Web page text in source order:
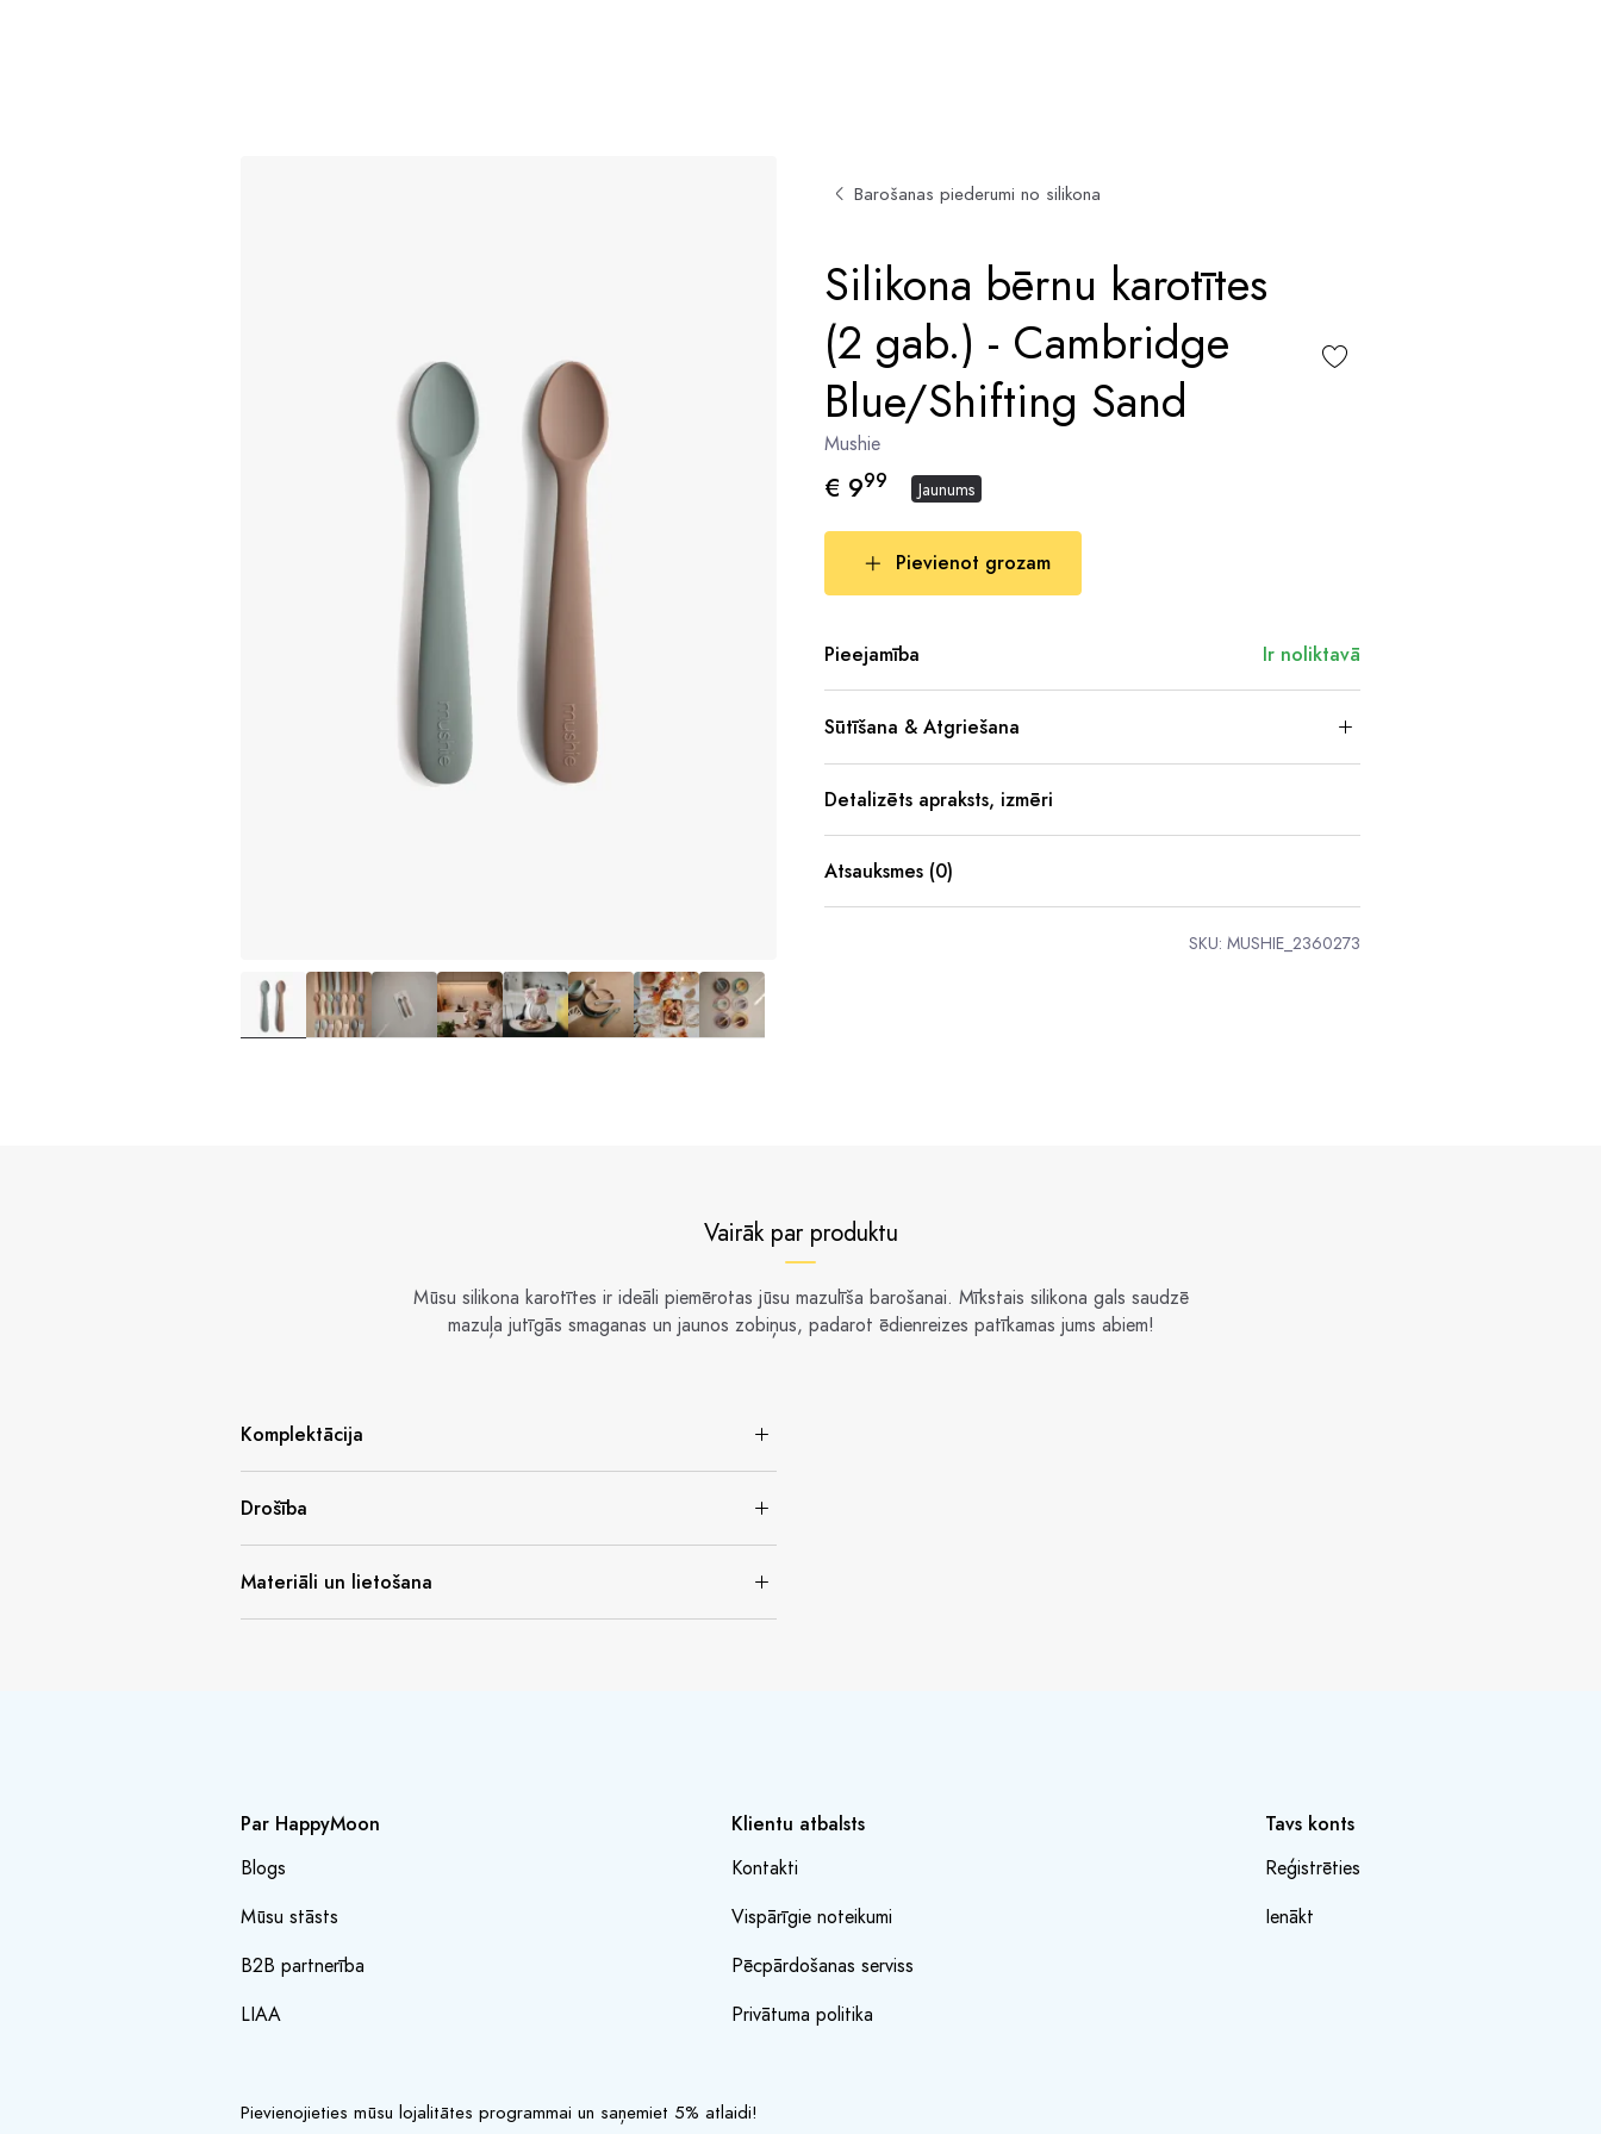
Barošanas piederumi no silikona
Silikona bērnu karotītes
(2 gab.) - Cambridge
Blue/Shifting Sand
Mushie
€ 999 Jaunums
Pievienot grozam
Pieejamība Ir noliktavā
Sūtīšana & Atgriešana
Detalizēts apraksts, izmēri
Atsauksmes (0)
SKU: MUSHIE_2360273
Vairāk par produktu
Mūsu silikona karotītes ir ideāli piemērotas jūsu mazulīša barošanai. Mīkstais silikona gals saudzē
mazuļa jutīgās smaganas un jaunos zobiņus, padarot ēdienreizes patīkamas jums abiem!
Komplektācija
Drošība
Materiāli un lietošana
Par HappyMoon
Blogs
Mūsu stāsts
B2B partnerība
LIAA
Klientu atbalsts
Kontakti
Vispārīgie noteikumi
Pēcpārdošanas serviss
Privātuma politika
Tavs konts
Reģistrēties
Ienākt
Pievienojieties mūsu lojalitātes programmai un saņemiet 5% atlaidi!